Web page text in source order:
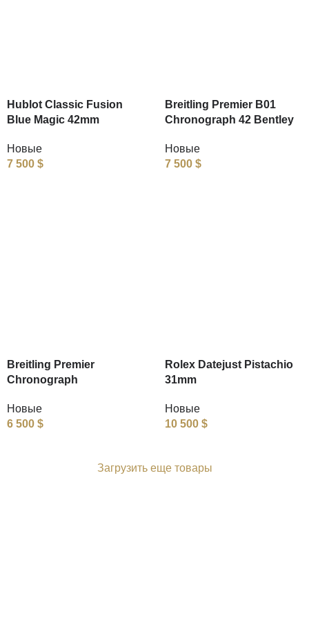
Hublot Classic Fusion
Blue Magic 42mm
Новые
7 500 $
Breitling Premier B01
Chronograph 42 Bentley
Новые
7 500 $
Breitling Premier
Chronograph
Новые
6 500 $
Rolex Datejust Pistachio
31mm
Новые
10 500 $
Загрузить еще товары